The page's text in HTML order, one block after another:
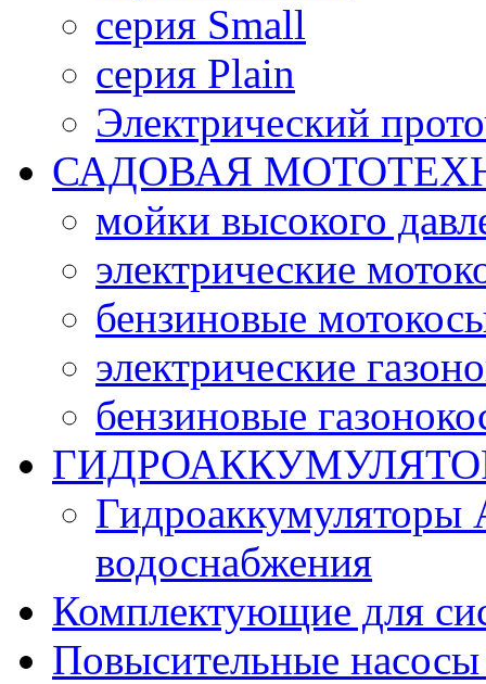
серия Small
серия Plain
Электрический
САДОВАЯ
мойки высокого
электрические
бензиновые
электрические
бензиновые
Гидроаккумуляторы
водоснабжения
Комплектующие для
Повысительные